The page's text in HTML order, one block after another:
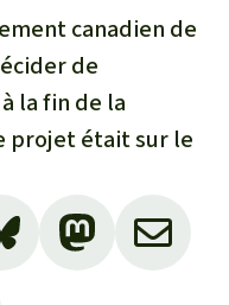
canadien de
de
la fin de la
projet était sur le